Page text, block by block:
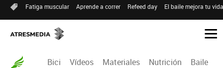
Fatiga muscular Aprende a correr Refeed day El baile mejora tu
Bici Vídeos Materiales Nutrición Baile